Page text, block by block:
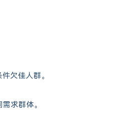
欠佳人群。
求群体。